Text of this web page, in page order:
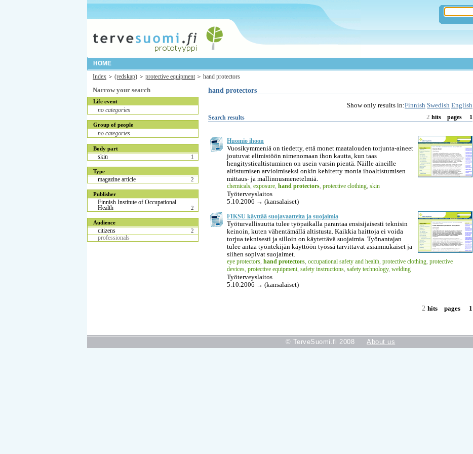
HOME
Index
(redskap) protective equipment hand protectors
Narrow your search
Life event
no categories
Group of people
no categories
Body part
skin 1
Type
magazine article 2
Publisher
Finnish Institute of Occupational
Health 2
Audience
citizens 2
professionals
hand protectors
Show only results in:Finnish Swedish English
Search results 2hits pages 1
Huomio ihoon
Vuosikymmeniä on tiedetty, että monet maatalouden torjunta-aineet
joutuvat elimistöön nimenomaan ihon kautta, kun taas
hengitystiealtistuminen on usein varsin pientä. Näille aineille
altistumisen arvioimiseksi onkin kehitetty monia ihoaltistumisen
mittaus- ja mallinnusmenetelmiä.
chemicals exposure hand protectors protective clothing skin
Työterveyslaitos
5.10.2006 → (kansalaiset)
FIKSU käyttää suojavaatteita ja suojaimia
Työturvallisuutta tulee työpaikalla parantaa ensisijaisesti teknisin
keinoin, kuten vähentämällä altistusta. Kaikkia haittoja ei voida
torjua teknisesti ja silloin on käytettävä suojaimia. Työnantajan
tulee antaa työntekijän käyttöön työssä tarvittavat asianmukaiset ja
siihen sopivat suojaimet.
eye protectors hand protectors occupational safety and health protective clothing protective
devices protective equipment safety instructions safety technology, welding
Työterveyslaitos
5.10.2006 → (kansalaiset)
2hits pages 1
© TerveSuomi.fi 2008 About us